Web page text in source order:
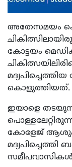
അതേസമയം
കോട്ടയം
കൊളുത്തിയത്.
ഇയാളെ
കോളേജ്